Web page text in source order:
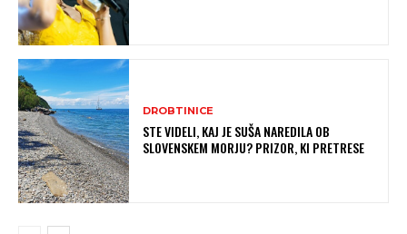
DROBTINICE
STE VIDELI, KAJ JE SUŠA NAREDILA OB
SLOVENSKEM MORJU? PRIZOR, KI PRETRESE